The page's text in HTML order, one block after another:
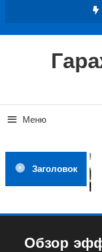
Меню
Заголовок
Обзор